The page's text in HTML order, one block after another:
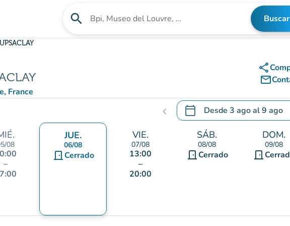
search Buscar un establecimiento Buscar
France
share
mail_outline
chevron_left calendar_today Desde 3 agoal9 ago
.Abra el calendario para
08
–
JUE.
06/08
door_front Cerrado
VIE.
07/08
13:00
–
20:00
SÁB.
08/08
door_front Cerrado
DOM.
09/08
door_front